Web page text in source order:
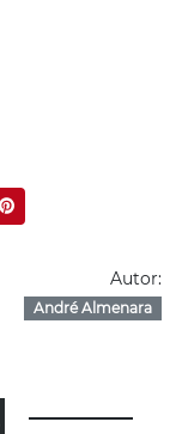
Autor:
André Almenara